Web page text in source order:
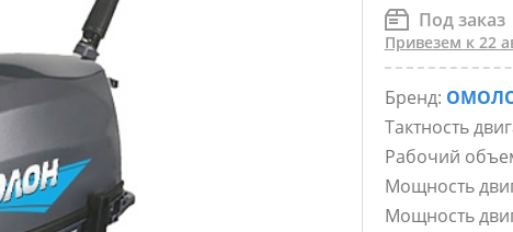
Под заказ
Привезем к 22
Бренд:
Тактность
Рабочий
Мощность
Мощность